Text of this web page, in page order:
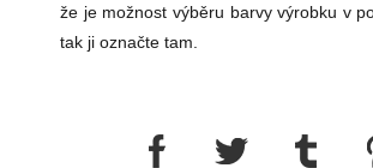
že je možnost výběru barvy výrobku v
tak ji označte tam.